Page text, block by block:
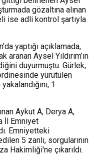
gözaltına alınan
ise adli kontrol şartıyla
yaptığı açıklamada,
Aysel Yıldırım’ın
duyurmuştu. Gürlek,
yürütülen
1
Aykut A, Derya A,
İl Emniyet
Emniyetteki
5 zanlı, sorgularının
Hakimliği'ne çıkarıldı.